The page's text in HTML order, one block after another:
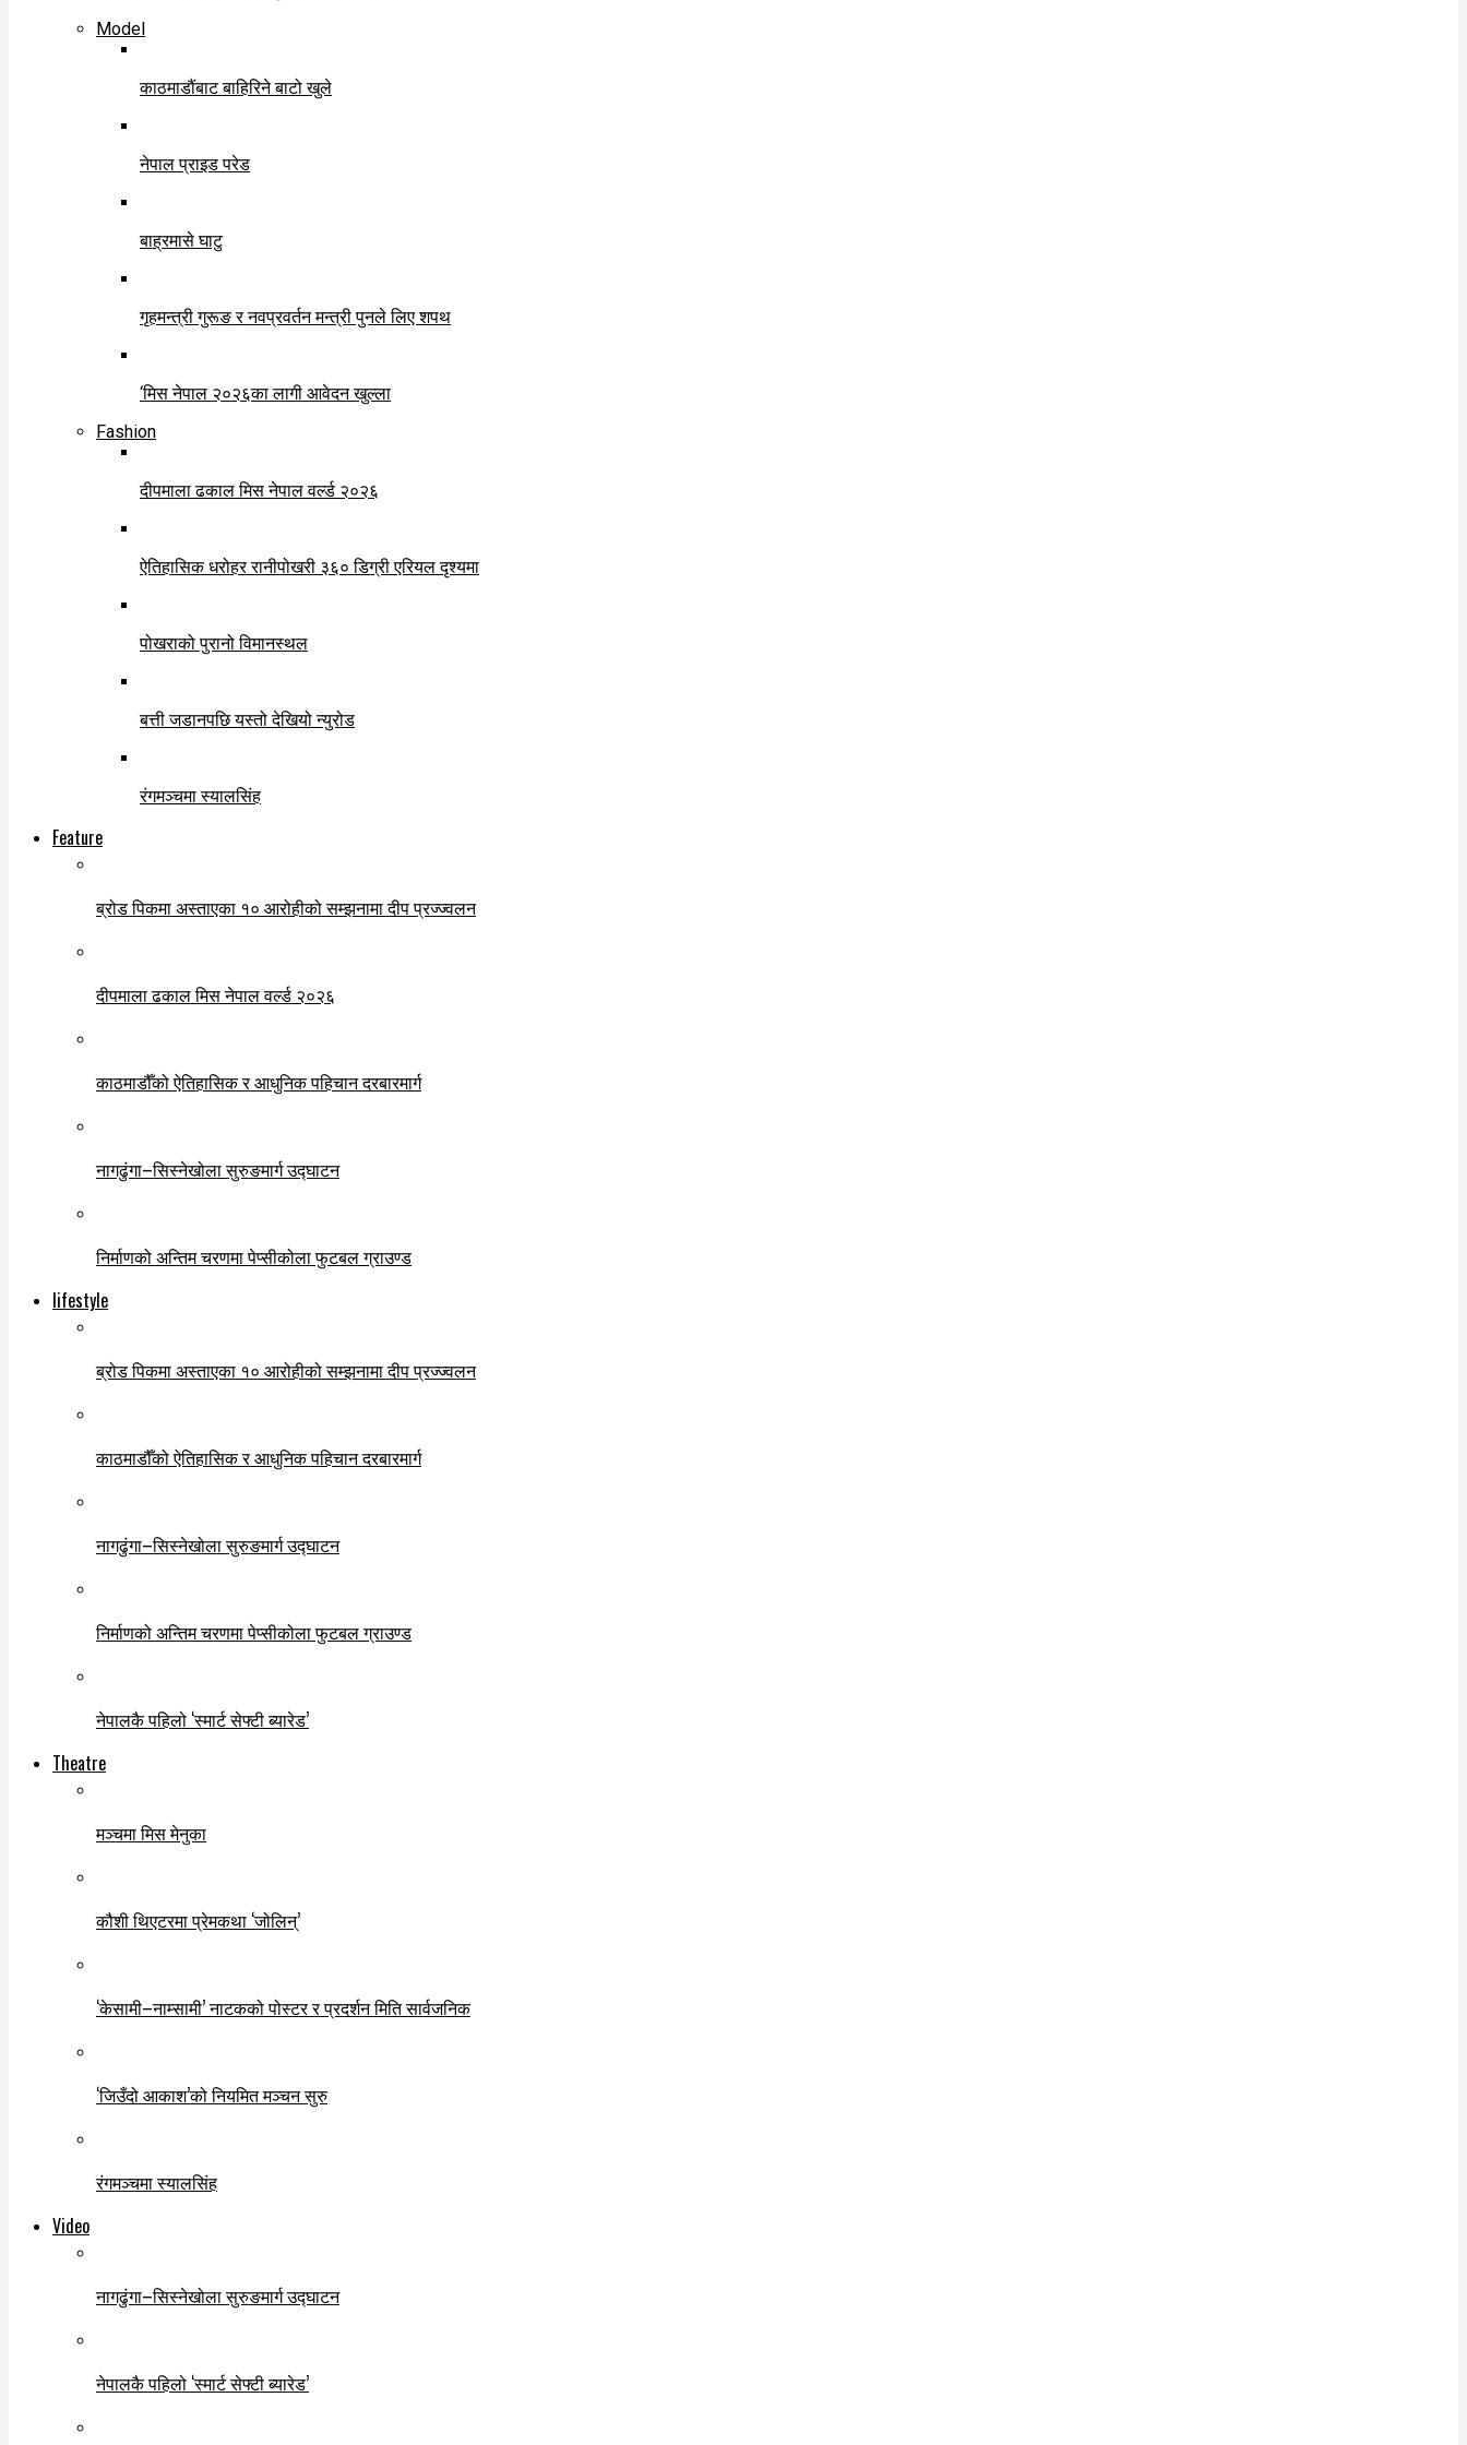
Model
काठमाडौंबाट बाहिरिने बाटो खुले
नेपाल प्राइड परेड
बाह्रमासे घाटु
गृहमन्त्री गुरूङ र नवप्रवर्तन मन्त्री पुनले लिए शपथ
‘मिस नेपाल २०२६का लागी आवेदन खुल्ला
Fashion
दीपमाला ढकाल मिस नेपाल वर्ल्ड २०२६
ऐतिहासिक धरोहर रानीपोखरी ३६० डिग्री एरियल दृश्यमा
पोखराको पुरानो विमानस्थल
बत्ती जडानपछि यस्तो देखियो न्युरोड
रंगमञ्चमा स्यालसिंह
Feature
ब्रोड पिकमा अस्ताएका १० आरोहीको सम्झनामा दीप प्रज्ज्वलन
दीपमाला ढकाल मिस नेपाल वर्ल्ड २०२६
काठमाडौँको ऐतिहासिक र आधुनिक पहिचान दरबारमार्ग
नागढुंगा–सिस्नेखोला सुरुङमार्ग उद्घाटन
निर्माणको अन्तिम चरणमा पेप्सीकोला फुटबल ग्राउण्ड
lifestyle
ब्रोड पिकमा अस्ताएका १० आरोहीको सम्झनामा दीप प्रज्ज्वलन
काठमाडौँको ऐतिहासिक र आधुनिक पहिचान दरबारमार्ग
नागढुंगा–सिस्नेखोला सुरुङमार्ग उद्घाटन
निर्माणको अन्तिम चरणमा पेप्सीकोला फुटबल ग्राउण्ड
नेपालकै पहिलो ‘स्मार्ट सेफ्टी ब्यारेड’
Theatre
मञ्चमा मिस मेनुका
कौशी थिएटरमा प्रेमकथा ‘जोलिन्’
‘केसामी–नाम्सामी’ नाटकको पोस्टर र प्रदर्शन मिति सार्वजनिक
‘जिउँदो आकाश’को नियमित मञ्चन सुरु
रंगमञ्चमा स्यालसिंह
Video
नागढुंगा–सिस्नेखोला सुरुङमार्ग उद्घाटन
नेपालकै पहिलो ‘स्मार्ट सेफ्टी ब्यारेड’